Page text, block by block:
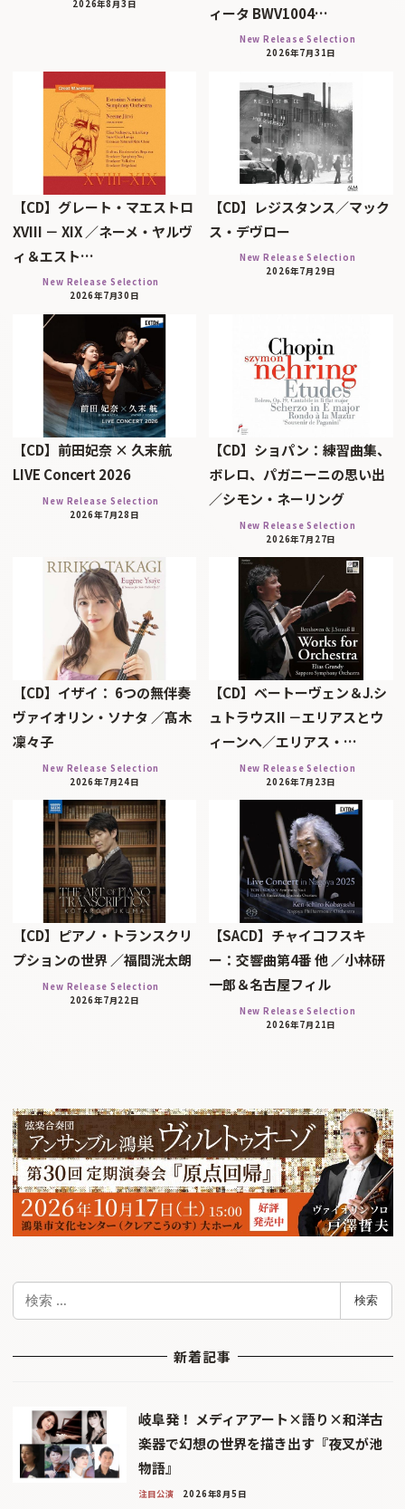
2026年8月3日 ィータ BWV1004…
New Release Selection
2026年7月31日
【CD】グレート・マエストロ
XVIII － XIX ／ネーメ・ヤルヴ
ィ＆エスト…
New Release Selection
2026年7月30日
【CD】レジスタンス／マック
ス・デヴロー
New Release Selection
2026年7月29日
【CD】前田妃奈 × 久末航
LIVE Concert 2026
New Release Selection
2026年7月28日
【CD】ショパン：練習曲集、
ボレロ、パガニーニの思い出
／シモン・ネーリング
New Release Selection
2026年7月27日
【CD】イザイ： 6つの無伴奏
ヴァイオリン・ソナタ ／髙木
凜々子
New Release Selection
2026年7月24日
【CD】ベートーヴェン＆J.シ
ュトラウスII －エリアスとウ
ィーンへ／エリアス・…
New Release Selection
2026年7月23日
【CD】ピアノ・トランスクリ
プションの世界 ／福間洸太朗
New Release Selection
2026年7月22日
【SACD】チャイコフスキ
ー：交響曲第4番 他 ／小林研
一郎＆名古屋フィル
New Release Selection
2026年7月21日
検
検索
新着記事
岐阜発！ メディアアート×語り×和洋古
楽器で幻想の世界を描き出す『夜叉が池
物語』
注目公演 2026年8月5日